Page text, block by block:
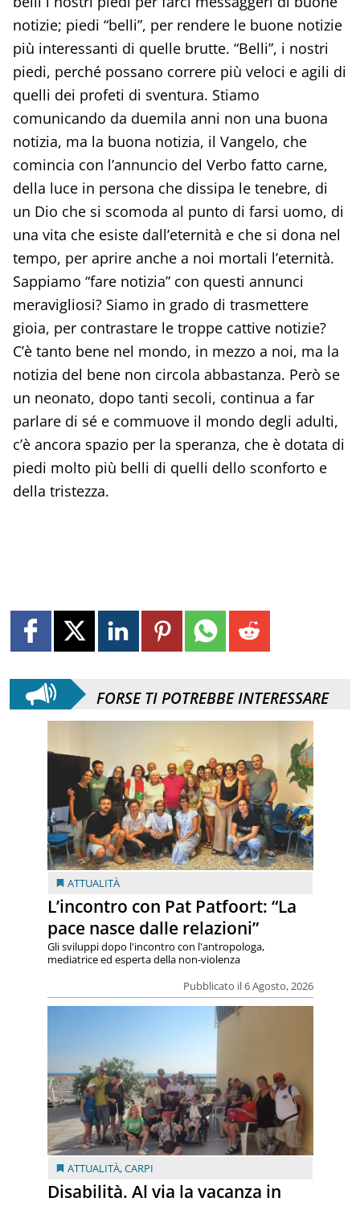
notizie; piedi “belli”, per rendere le buone notizie
più interessanti di quelle brutte. “Belli”, i nostri
piedi, perché possano correre più veloci e agili di
quelli dei profeti di sventura. Stiamo
comunicando da duemila anni non una buona
notizia, ma la buona notizia, il Vangelo, che
comincia con l’annuncio del Verbo fatto carne,
della luce in persona che dissipa le tenebre, di
un Dio che si scomoda al punto di farsi uomo, di
una vita che esiste dall’eternità e che si dona nel
tempo, per aprire anche a noi mortali l’eternità.
Sappiamo “fare notizia” con questi annunci
meravigliosi? Siamo in grado di trasmettere
gioia, per contrastare le troppe cattive notizie?
C’è tanto bene nel mondo, in mezzo a noi, ma la
notizia del bene non circola abbastanza. Però se
un neonato, dopo tanti secoli, continua a far
parlare di sé e commuove il mondo degli adulti,
c’è ancora spazio per la speranza, che è dotata di
piedi molto più belli di quelli dello sconforto e
della tristezza.
FORSE TI POTREBBE INTERESSARE
ATTUALITÀ
L’incontro con Pat Patfoort: “La
pace nasce dalle relazioni”
Pubblicato il 6 Agosto, 2026
Gli sviluppi dopo l'incontro con l'antropologa,
mediatrice ed esperta della non-violenza
ATTUALITÀ,CARPI
Disabilità. Al via la vacanza in